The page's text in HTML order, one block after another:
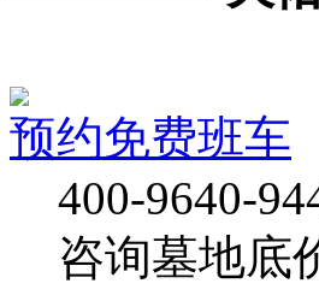
预约免费班车
400-9640-
咨询墓地底